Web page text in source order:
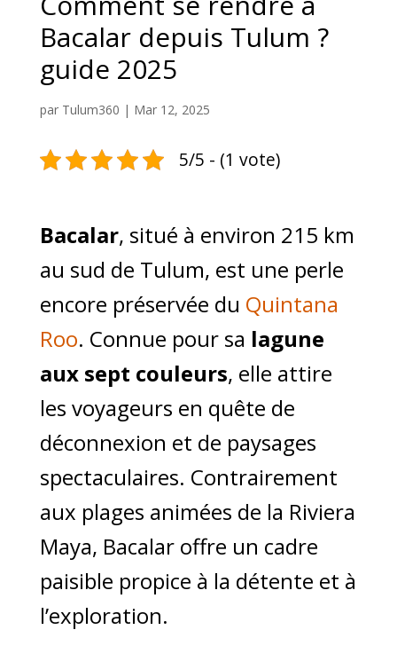
Bacalar depuis Tulum ?
guide 2025
par Tulum360 | Mar 12, 2025
5/5 - (1 vote)
Bacalar, situé à environ 215 km
au sud de Tulum, est une perle
encore préservée du Quintana
Roo. Connue pour sa lagune
aux sept couleurs, elle attire
les voyageurs en quête de
déconnexion et de paysages
spectaculaires. Contrairement
aux plages animées de la Riviera
Maya, Bacalar offre un cadre
paisible propice à la détente et à
l’exploration.